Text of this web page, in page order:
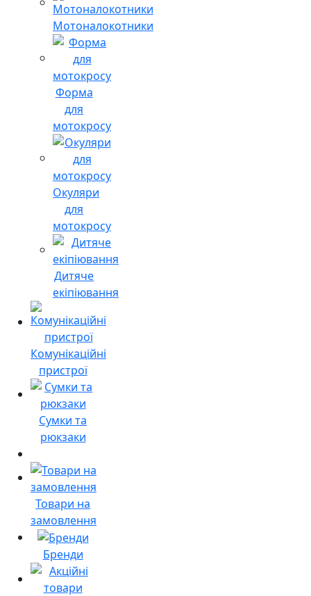
Мотоналокотники
Форма
для
мотокросу
Окуляри
для
мотокросу
Дитяче
екіпіювання
Комунікаційні
пристрої
Сумки та
рюкзаки
Товари на
замовлення
Бренди